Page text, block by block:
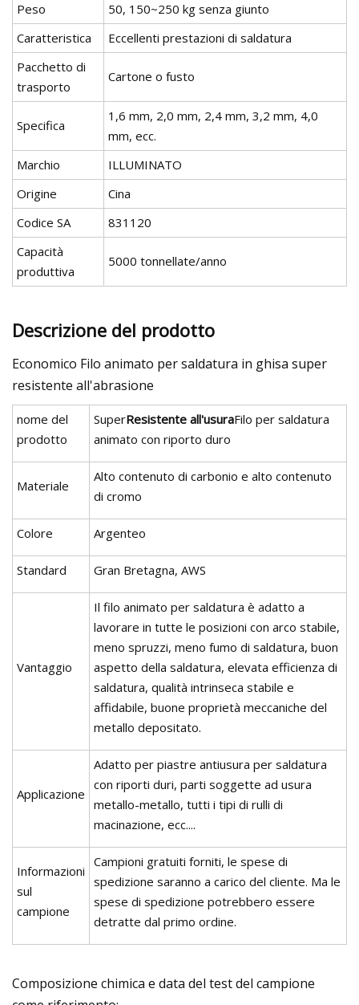
Peso
50, 150~250 kg senza giunto
Caratteristica
Eccellenti prestazioni di saldatura
Pacchetto di
trasporto
Cartone o fusto
Specifica
1,6 mm, 2,0 mm, 2,4 mm, 3,2 mm, 4,0
mm, ecc.
Marchio
ILLUMINATO
Origine
Cina
Codice SA
831120
Capacità
produttiva
5000 tonnellate/anno
Descrizione del prodotto
Economico Filo animato per saldatura in ghisa super
resistente all'abrasione
nome del
prodotto
SuperResistente all'usuraFilo per saldatura
animato con riporto duro
Materiale
Alto contenuto di carbonio e alto contenuto
di cromo
Colore Argenteo
Standard Gran Bretagna, AWS
Vantaggio
Il filo animato per saldatura è adatto a
lavorare in tutte le posizioni con arco stabile,
meno spruzzi, meno fumo di saldatura, buon
aspetto della saldatura, elevata efficienza di
saldatura, qualità intrinseca stabile e
affidabile, buone proprietà meccaniche del
metallo depositato.
Applicazione
Adatto per piastre antiusura per saldatura
con riporti duri, parti soggette ad usura
metallo-metallo, tutti i tipi di rulli di
macinazione, ecc....
Informazioni
sul
campione
Campioni gratuiti forniti, le spese di
spedizione saranno a carico del cliente. Ma le
spese di spedizione potrebbero essere
detratte dal primo ordine.
Composizione chimica e data del test del campione